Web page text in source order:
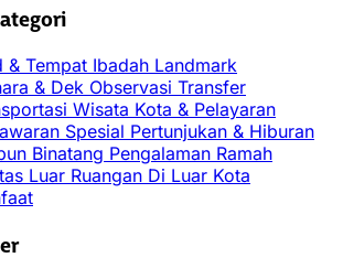
& Tempat Ibadah Landmark
& Dek Observasi Transfer
Wisata Kota & Pelayaran
Spesial Pertunjukan & Hiburan
Binatang Pengalaman Ramah
Luar Ruangan Di Luar Kota